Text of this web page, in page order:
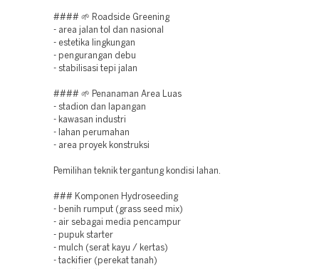
#### 🌱 Roadside Greening
- area jalan tol dan nasional
- estetika lingkungan
- pengurangan debu
- stabilisasi tepi jalan
#### 🌱 Penanaman Area Luas
- stadion dan lapangan
- kawasan industri
- lahan perumahan
- area proyek konstruksi
Pemilihan teknik tergantung kondisi lahan.
### Komponen Hydroseeding
- benih rumput (grass seed mix)
- air sebagai media pencampur
- pupuk starter
- mulch (serat kayu / kertas)
- tackifier (perekat tanah)